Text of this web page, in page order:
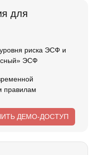
для
риска ЭСФ и
ЭСФ
правилам
ДЕМО-ДОСТУП